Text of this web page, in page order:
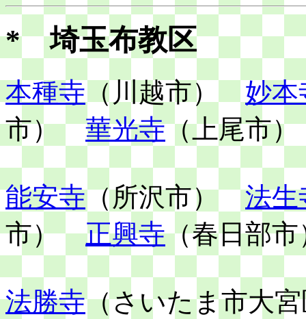
* 埼玉布教区
本種寺 （川越市） 妙本
市）華光寺（上尾市）
能安寺（所沢市）法生
市）正興寺（春日部市
法勝寺（さいたま市大